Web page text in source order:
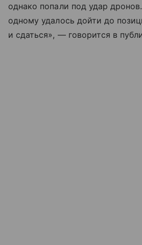
однако попали под удар
одному удалось дойти до
и сдаться», — говорится в